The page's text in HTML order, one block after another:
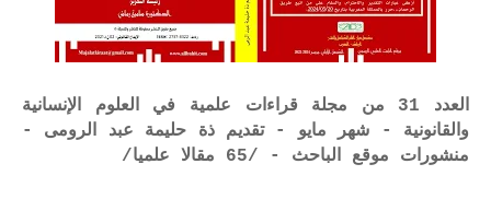
العدد 31 من مجلة قراءات علمية في العلوم الإنسانية
والقانونية - شهر مايو - تقديم ذة حليمة عبد الرومى -
منشورات موقع الباحث - /65 مقالا علميا/